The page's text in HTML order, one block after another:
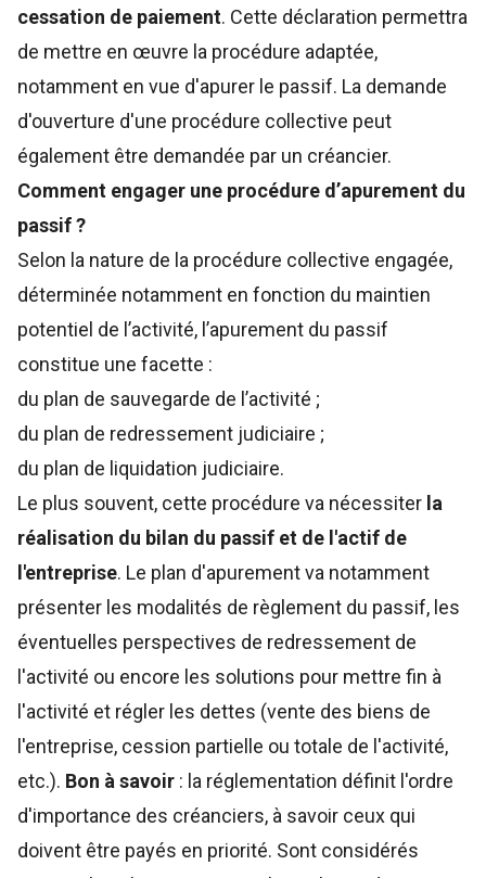
cessation de paiement. Cette déclaration permettra
de mettre en œuvre la procédure adaptée,
notamment en vue d'apurer le passif. La demande
d'ouverture d'une procédure collective peut
également être demandée par un créancier.
Comment engager une procédure d’apurement du
passif ?
Selon la nature de la procédure collective engagée,
déterminée notamment en fonction du maintien
potentiel de l’activité, l’apurement du passif
constitue une facette :
du plan de sauvegarde de l’activité ;
du plan de redressement judiciaire ;
du plan de liquidation judiciaire.
Le plus souvent, cette procédure va nécessiter la
réalisation du bilan du passif et de l'actif de
l'entreprise. Le plan d'apurement va notamment
présenter les modalités de règlement du passif, les
éventuelles perspectives de redressement de
l'activité ou encore les solutions pour mettre fin à
l'activité et régler les dettes (vente des biens de
l'entreprise, cession partielle ou totale de l'activité,
etc.). Bon à savoir : la réglementation définit l'ordre
d'importance des créanciers, à savoir ceux qui
doivent être payés en priorité. Sont considérés